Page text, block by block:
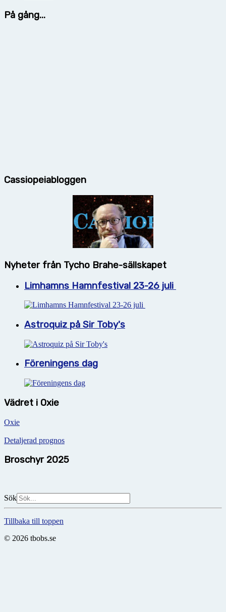
På gång...
Cassiopeiabloggen
Nyheter från Tycho Brahe-sällskapet
Limhamns Hamnfestival 23-26 juli
Astroquiz på Sir Toby's
Föreningens dag
Vädret i Oxie
Oxie
Detaljerad prognos
Broschyr 2025
Sök
Tillbaka till toppen
© 2026 tbobs.se